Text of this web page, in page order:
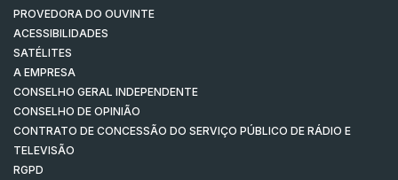
PROVEDORA DO OUVINTE
ACESSIBILIDADES
SATÉLITES
A EMPRESA
CONSELHO GERAL INDEPENDENTE
CONSELHO DE OPINIÃO
CONTRATO DE CONCESSÃO DO SERVIÇO PÚBLICO DE RÁDIO E
TELEVISÃO
RGPD